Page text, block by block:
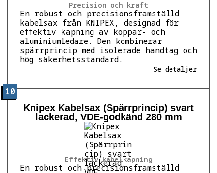
Precision och kraft
En robust och precisionsframställd
kabelsax från KNIPEX, designad för
effektiv kapning av koppar- och
aluminiumledare. Den kombinerar
spärrprincip med isolerade handtag och
hög säkerhetsstandard.
Se detaljer
10
Effektiv kabelkapning
Knipex Kabelsax (Spärrprincip) svart
lackerad, VDE-godkänd 280 mm
En robust och precisionsframställd